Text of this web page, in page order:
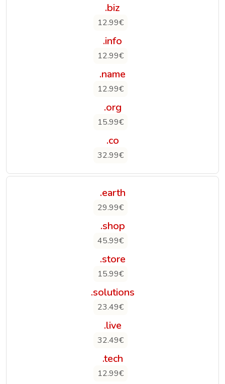
.biz
12.99€
.info
12.99€
.name
12.99€
.org
15.99€
.co
32.99€
.earth
29.99€
.shop
45.99€
.store
15.99€
.solutions
23.49€
.live
32.49€
.tech
12.99€